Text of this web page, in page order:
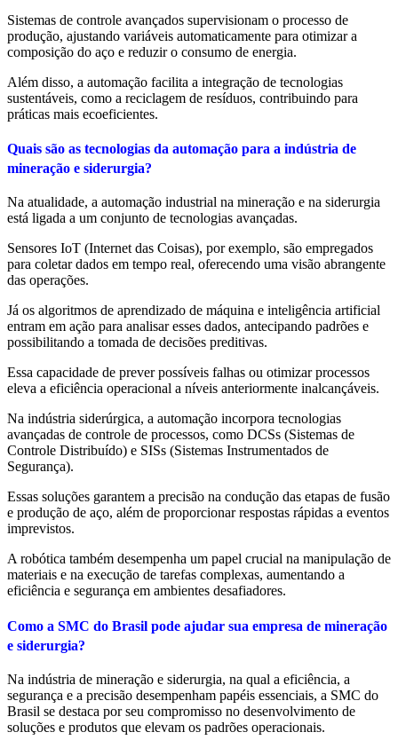
Sistemas de controle avançados supervisionam o processo de
produção, ajustando variáveis automaticamente para otimizar a
composição do aço e reduzir o consumo de energia.
Além disso, a automação facilita a integração de tecnologias
sustentáveis, como a reciclagem de resíduos, contribuindo para
práticas mais ecoeficientes.
Quais são as tecnologias da automação para a indústria de
mineração e siderurgia?
Na atualidade, a automação industrial na mineração e na siderurgia
está ligada a um conjunto de tecnologias avançadas.
Sensores IoT (Internet das Coisas), por exemplo, são empregados
para coletar dados em tempo real, oferecendo uma visão abrangente
das operações.
Já os algoritmos de aprendizado de máquina e inteligência artificial
entram em ação para analisar esses dados, antecipando padrões e
possibilitando a tomada de decisões preditivas.
Essa capacidade de prever possíveis falhas ou otimizar processos
eleva a eficiência operacional a níveis anteriormente inalcançáveis.
Na indústria siderúrgica, a automação incorpora tecnologias
avançadas de controle de processos, como DCSs (Sistemas de
Controle Distribuído) e SISs (Sistemas Instrumentados de
Segurança).
Essas soluções garantem a precisão na condução das etapas de fusão
e produção de aço, além de proporcionar respostas rápidas a eventos
imprevistos.
A robótica também desempenha um papel crucial na manipulação de
materiais e na execução de tarefas complexas, aumentando a
eficiência e segurança em ambientes desafiadores.
Como a SMC do Brasil pode ajudar sua empresa de mineração
e siderurgia?
Na indústria de mineração e siderurgia, na qual a eficiência, a
segurança e a precisão desempenham papéis essenciais, a SMC do
Brasil se destaca por seu compromisso no desenvolvimento de
soluções e produtos que elevam os padrões operacionais.